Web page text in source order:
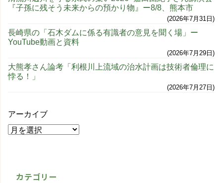
『子孫に残そう未来からの預かり物』ー8/8、熊本市
2026年7月31日
長崎県の「石木ダムに係る有識者の意見を聞く場」ー
YouTube動画と資料
2026年7月29日
大熊孝さん論考「利根川上流域の治水計画は技術者倫理に
悖る！」
2026年7月27日
アーカイブ
カテゴリー